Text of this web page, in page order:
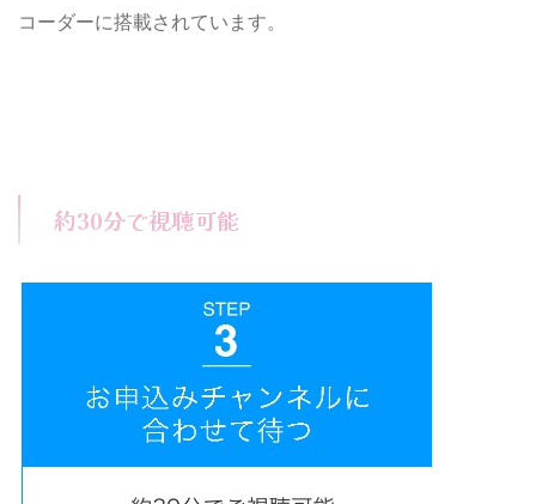
コーダーに搭載されています。
約30分で視聴可能